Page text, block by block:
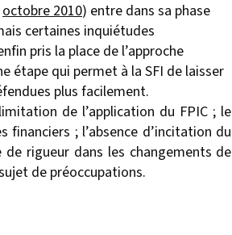
octobre 2010) entre dans sa phase
certaines inquiétudes
pris la place de l’approche
étape qui permet à la SFI de laisser
plus facilement.
de l’application du FPIC ; le
; l’absence d’incitation du
rigueur dans les changements de
de préoccupations.